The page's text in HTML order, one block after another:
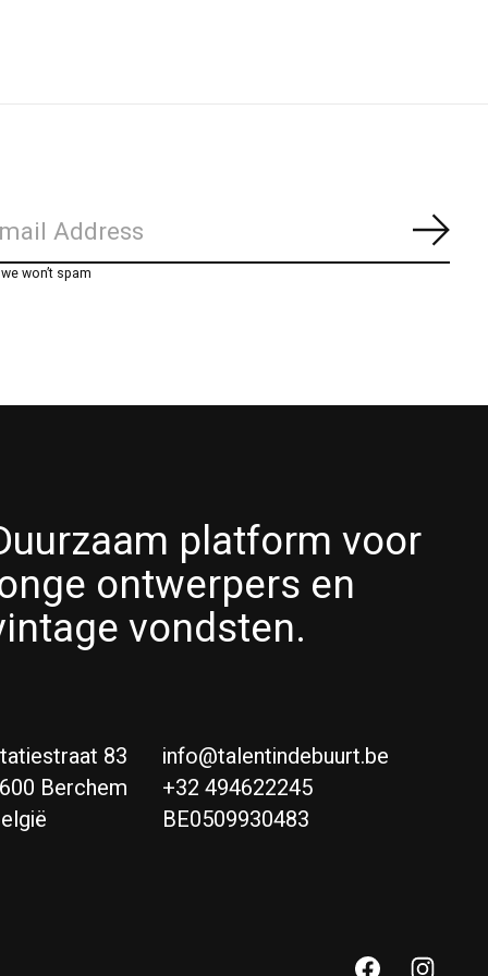
won’t spam
platform voor
ontwerpers en
vondsten.
83
Berchem
info@talentindebuurt.be
+32 494622245
BE0509930483